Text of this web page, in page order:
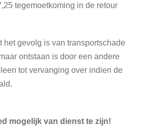
tegemoetkoming in de retour
het gevolg is van transportschade
ontstaan is door een andere
tot vervanging over indien de
mogelijk van dienst te zijn!